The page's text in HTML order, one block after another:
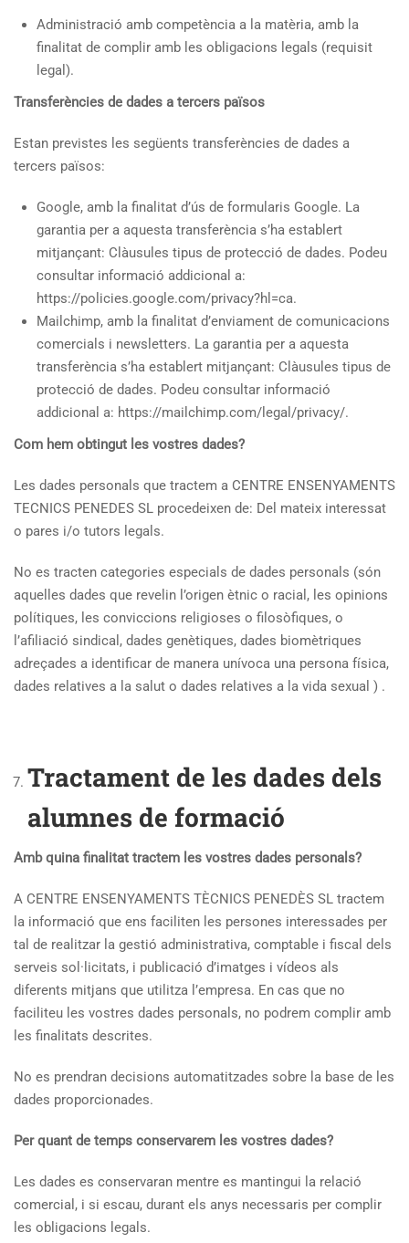
Administració amb competència a la matèria, amb la
finalitat de complir amb les obligacions legals (requisit
legal).
Transferències de dades a tercers països
Estan previstes les següents transferències de dades a
tercers països:
Google, amb la finalitat d’ús de formularis Google. La
garantia per a aquesta transferència s’ha establert
mitjançant: Clàusules tipus de protecció de dades. Podeu
consultar informació addicional a:
https://policies.google.com/privacy?hl=ca.
Mailchimp, amb la finalitat d’enviament de comunicacions
comercials i newsletters. La garantia per a aquesta
transferència s’ha establert mitjançant: Clàusules tipus de
protecció de dades. Podeu consultar informació
addicional a: https://mailchimp.com/legal/privacy/.
Com hem obtingut les vostres dades?
Les dades personals que tractem a CENTRE ENSENYAMENTS
TECNICS PENEDES SL procedeixen de: Del mateix interessat
o pares i/o tutors legals.
No es tracten categories especials de dades personals (són
aquelles dades que revelin l’origen ètnic o racial, les opinions
polítiques, les conviccions religioses o filosòfiques, o
l’afiliació sindical, dades genètiques, dades biomètriques
adreçades a identificar de manera unívoca una persona física,
dades relatives a la salut o dades relatives a la vida sexual ) .
Tractament de les dades dels
alumnes de formació
Amb quina finalitat tractem les vostres dades personals?
A CENTRE ENSENYAMENTS TÈCNICS PENEDÈS SL tractem
la informació que ens faciliten les persones interessades per
tal de realitzar la gestió administrativa, comptable i fiscal dels
serveis sol·licitats, i publicació d’imatges i vídeos als
diferents mitjans que utilitza l’empresa. En cas que no
faciliteu les vostres dades personals, no podrem complir amb
les finalitats descrites.
No es prendran decisions automatitzades sobre la base de les
dades proporcionades.
Per quant de temps conservarem les vostres dades?
Les dades es conservaran mentre es mantingui la relació
comercial, i si escau, durant els anys necessaris per complir
les obligacions legals.